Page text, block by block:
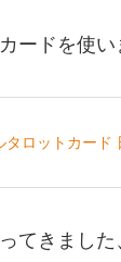
ードを使い
タロットカード
てきまし